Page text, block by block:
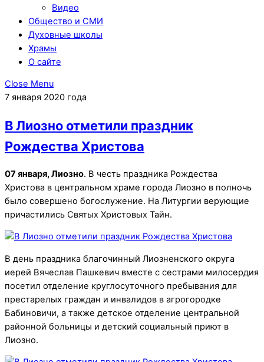
Видео
Общество и СМИ
Духовные школы
Храмы
О сайте
Close Menu
7 января 2020 года
В Лиозно отметили праздник
Рождества Христова
07 января, Лиозно. В честь праздника Рождества
Христова в центральном храме города Лиозно в полночь
было совершено богослужение. На Литургии верующие
причастились Святых Христовых Тайн.
В день праздника благочинный Лиозненского округа
иерей Вячеслав Пашкевич вместе с сестрами милосердия
посетил отделение круглосуточного пребывания для
престарелых граждан и инвалидов в агрогородке
Бабиновичи, а также детское отделение центральной
районной больницы и детский социальный приют в
Лиозно.